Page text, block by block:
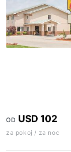
OD USD 102
za pokoj / za noc